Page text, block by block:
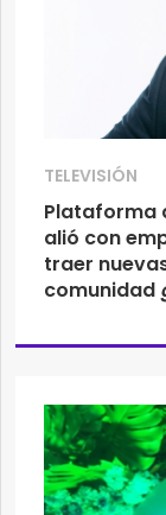
TELEVISIÓN
Plataforma
alió con
traer
comunidad